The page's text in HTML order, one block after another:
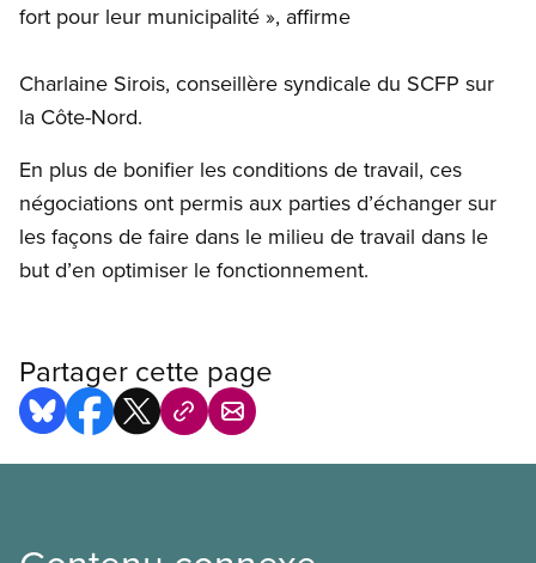
fort pour leur municipalité », affirme
Charlaine Sirois, conseillère syndicale du SCFP sur
la Côte-Nord.
En plus de bonifier les conditions de travail, ces
négociations ont permis aux parties d’échanger sur
les façons de faire dans le milieu de travail dans le
but d’en optimiser le fonctionnement.
Partager cette page